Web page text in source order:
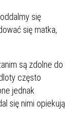
się
się matka,
są zdolne do
często
jednak
się nimi opiekują